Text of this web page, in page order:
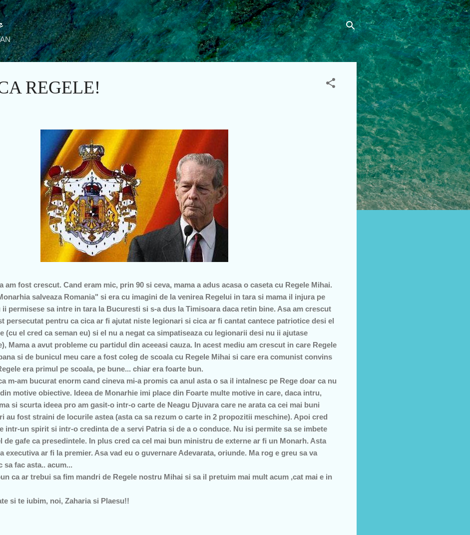
Treceți la conținutul principal
REGELE!
am fost crescut. Cand eram mic, prin 90 si ceva, mama a adus acasa o caseta cu Regele Mihai.
salveaza Romania" si era cu imagini de la venirea Regelui in tara si mama il injura pe
permisese sa intre in tara la Bucuresti si s-a dus la Timisoara daca retin bine. Asa am crescut
persecutat pentru ca cica ar fi ajutat niste legionari si cica ar fi cantat cantece patriotice desi el
(cu el cred ca seman eu) si el nu a negat ca simpatiseaza cu legionarii desi nu ii ajutase
Mama a avut probleme cu partidul din aceeasi cauza. In acest mediu am crescut in care Regele
si de bunicul meu care a fost coleg de scoala cu Regele Mihai si care era comunist convins
era primul pe scoala, pe bune... chiar era foarte bun.
m-am bucurat enorm cand cineva mi-a promis ca anul asta o sa il intalnesc pe Rege doar ca nu
motive obiective. Ideea de Monarhie imi place din Foarte multe motive in care, daca intru,
si scurta ideea pro am gasit-o intr-o carte de Neagu Djuvara care ne arata ca cei mai buni
au fost straini de locurile astea (asta ca sa rezum o carte in 2 propozitii meschine). Apoi cred
intr-un spirit si intr-o credinta de a servi Patria si de a o conduce. Nu isi permite sa se imbete
de gafe ca presedintele. In plus cred ca cel mai bun ministru de externe ar fi un Monarh. Asta
executiva ar fi la premier. Asa vad eu o guvernare Adevarata, oriunde. Ma rog e greu sa va
fac asta.. acum...
ca ar trebui sa fim mandri de Regele nostru Mihai si sa il pretuim mai mult acum ,cat mai e in
si te iubim, noi, Zaharia si Plaesu!!